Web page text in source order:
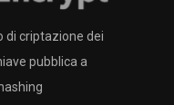
di criptazione dei
pubblica a